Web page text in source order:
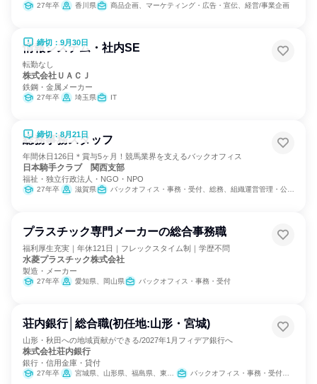
27年卒 香川県 商品企画、マーケティング・広告・宣伝、経営/事業企画
締切：9月30日
情報システム・社内SE
転勤なし
株式会社ＵＡＣＪ
鉄鋼・金属メーカー
27年卒 埼玉県 IT
締切：8月21日
総務事務スタッフ
年間休日126日＊賞与5ヶ月！競馬業界を支えるバックオフィス
日本騎手クラブ 関西支部
福祉・独立行政法人・NGO・NPO
27年卒 滋賀県 バックオフィス・事務・受付、総務、組織運営管理・公務員・事務系職種
プラスチック専門メーカーの総合事務職
福利厚生充実｜年休121日｜フレックスタイム制｜学歴不問
水菱プラスチック株式会社
製造・メーカー
27年卒 愛知県、岡山県 バックオフィス・事務・受付
荘内銀行│総合職(初任地:山形・宮城)
山形・秋田への地域貢献ができる/2027年1月フィデア銀行へ
株式会社荘内銀行
銀行・信用金庫・貸付
27年卒 宮城県、山形県、福島県、東京都 バックオフィス・事務・受付、IT、営業、経営/事業企画、金融専門職、経理/税務/財務、人事、総務、法務/知財、広報/IR